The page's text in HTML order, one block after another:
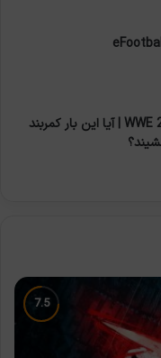
نقد و بررسی بازی WWE 2K26 | آیا این بار کمربند